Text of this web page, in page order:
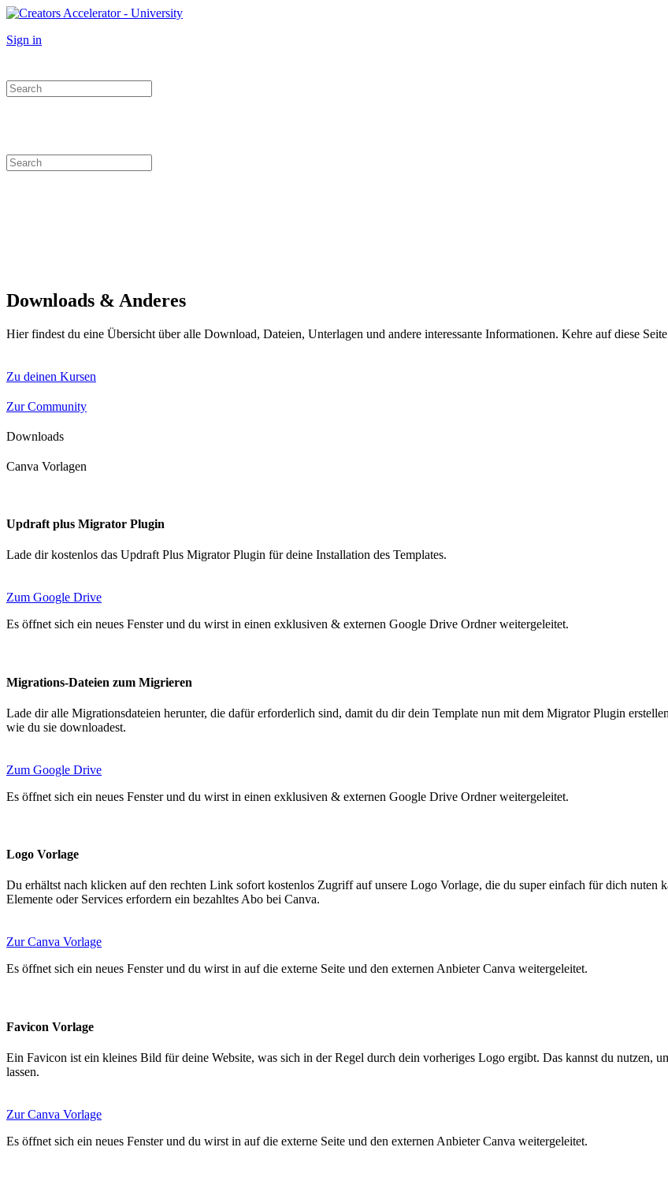
Toggle
Panel
More
Sign in
Search
for:
Search
for:
Downloads & Anderes
Hier findest du eine Übersicht über alle Download, Dateien, Unterlagen und andere interessante Informationen. Kehre auf diese
Zu deinen Kursen
Zur Community
Downloads
Canva Vorlagen
Updraft plus Migrator Plugin
Lade dir kostenlos das Updraft Plus Migrator Plugin für deine Installation des Templates.
Zum Google Drive
Es öffnet sich ein neues Fenster und du wirst in einen exklusiven & externen Google Drive Ordner weitergeleitet.
Migrations-Dateien zum Migrieren
Lade dir alle Migrationsdateien herunter, die dafür erforderlich sind, damit du dir dein Template nun mit dem Migrator Plugin
wie du sie downloadest.
Zum Google Drive
Es öffnet sich ein neues Fenster und du wirst in einen exklusiven & externen Google Drive Ordner weitergeleitet.
Logo Vorlage
Du erhältst nach klicken auf den rechten Link sofort kostenlos Zugriff auf unsere Logo Vorlage, die du super einfach für dich nuten
Elemente oder Services erfordern ein bezahltes Abo bei Canva.
Zur Canva Vorlage
Es öffnet sich ein neues Fenster und du wirst in auf die externe Seite und den externen Anbieter Canva weitergeleitet.
Favicon Vorlage
Ein Favicon ist ein kleines Bild für deine Website, was sich in der Regel durch dein vorheriges Logo ergibt. Das kannst du nutzen,
lassen.
Zur Canva Vorlage
Es öffnet sich ein neues Fenster und du wirst in auf die externe Seite und den externen Anbieter Canva weitergeleitet.